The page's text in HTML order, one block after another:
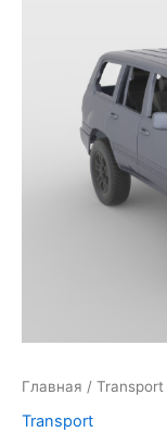
Главная / Transport
Transport